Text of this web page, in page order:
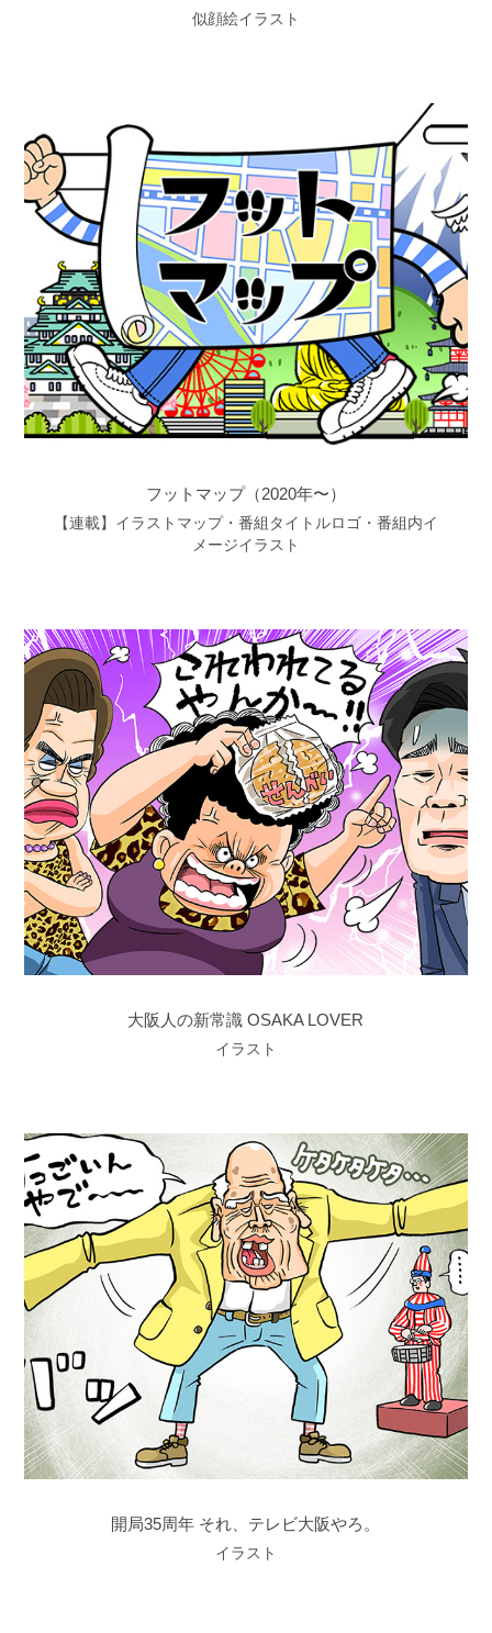
似顔絵イラスト
フットマップ（2020年〜）
【連載】イラストマップ・番組タイトルロゴ・番組内イ
メージイラスト
大阪人の新常識 OSAKA LOVER
イラスト
開局35周年 それ、テレビ大阪やろ。
イラスト